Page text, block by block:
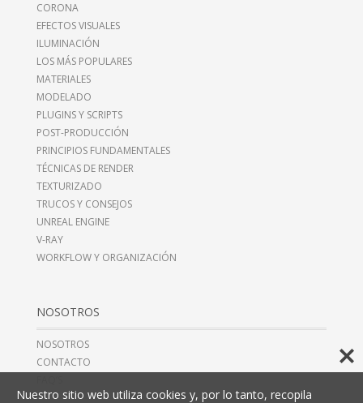
CORONA
EFECTOS VISUALES
ILUMINACIÓN
LOS MÁS POPULARES
MATERIALES
MODELADO
PLUGINS Y SCRIPTS
POST-PRODUCCIÓN
PRINCIPIOS FUNDAMENTALES
TÉCNICAS DE RENDER
TEXTURIZADO
TRUCOS Y CONSEJOS
UNREAL ENGINE
V-RAY
WORKFLOW Y ORGANIZACIÓN
NOSOTROS
NOSOTROS
CONTACTO
Nuestro sitio web utiliza cookies y, por lo tanto, recopila